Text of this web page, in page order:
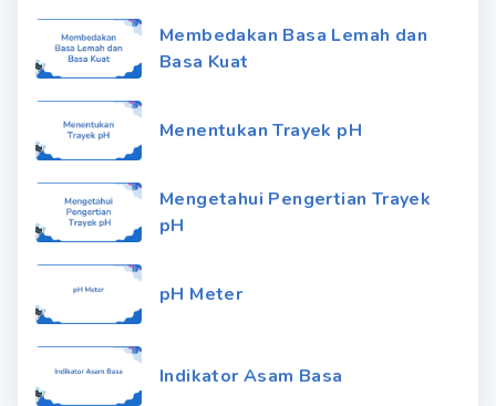
Membedakan Basa Lemah dan
Basa Kuat
Menentukan Trayek pH
Mengetahui Pengertian Trayek
pH
pH Meter
Indikator Asam Basa